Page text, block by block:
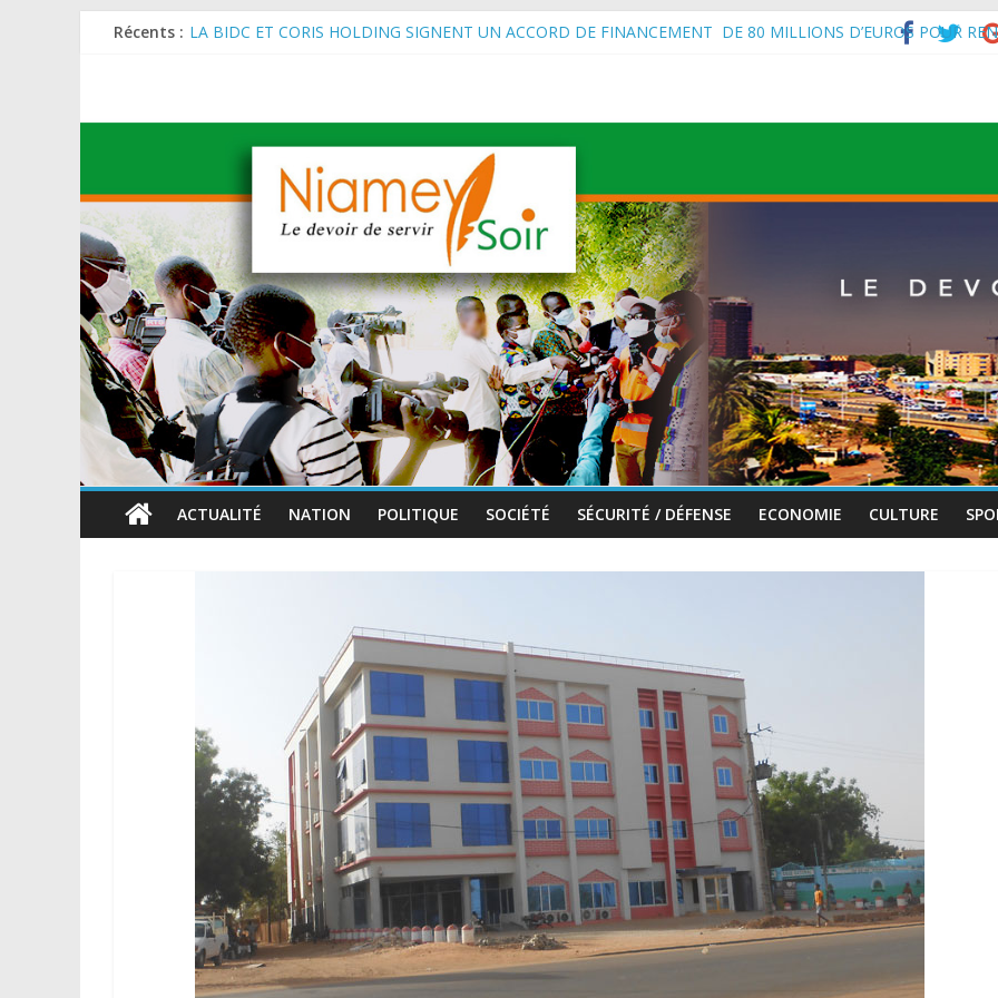
Récents : LA BIDC ET CORIS HOLDING SIGNENT UN ACCORD DE FINANCEMENT DE 80 MILLIONS D’EUROS POUR
AES : Le Chef de l’Etat a reçu en audience à Maradi les ministres en charge de l’Environnement du Burkina Faso
MARADI : Le Président de la République, Chef de l’État, S.E le Général d’Armée Abdourahamane Tiani, est
de l’Arbre (JNA).
ACTUALITÉ NATION POLITIQUE SOCIÉTÉ SÉCURITÉ / DÉFENSE ECONOMIE CULTURE